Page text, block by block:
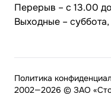
Перерыв – с 13.00
Выходные –
2002—2026 © ЗАО
Политика